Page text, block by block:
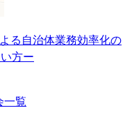
る自治体業務効率化の
方ー
一覧